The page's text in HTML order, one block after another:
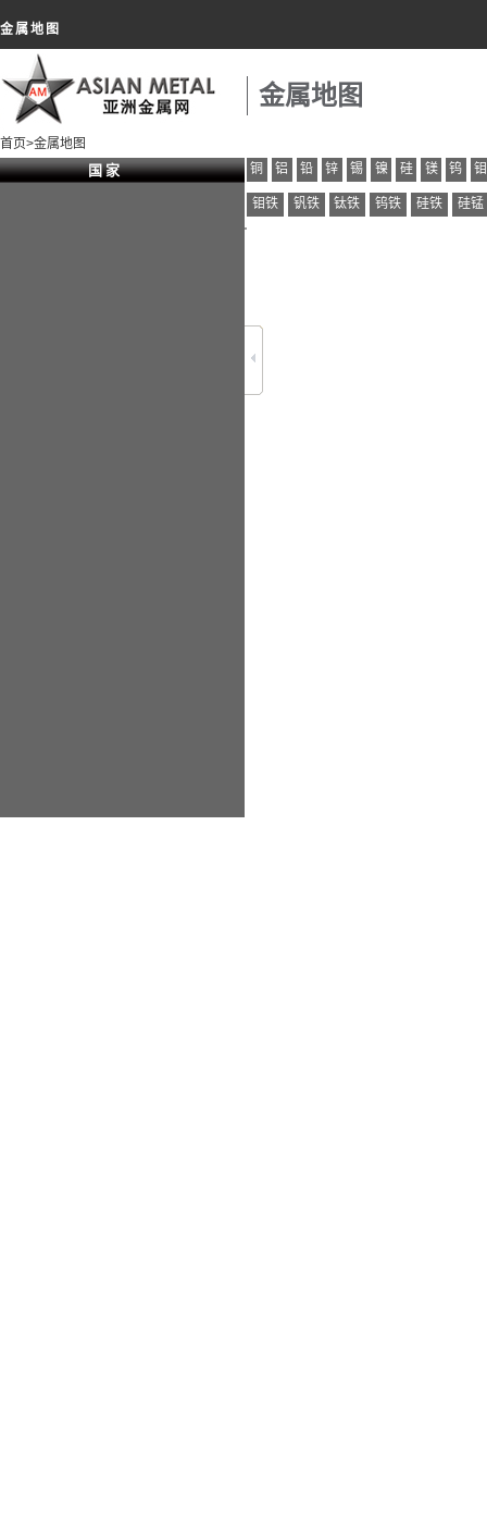
金属地图
金属地图
首页>金属地图
国 家 铜 铝 铅 锌 锡 镍 硅 镁 钨 钼
钼铁 钒铁 钛铁 钨铁 硅铁 硅锰